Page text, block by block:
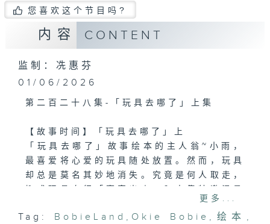
您喜欢这个节目吗?
内容 CONTENT
监制：冼惠芬
01/06/2026
第二百二十八集-「玩具去哪了」上集
【故事时间】「玩具去哪了」上
「玩具去哪了」故事绘本的主人翁~小雨，
最喜爱将心爱的玩具随处放置。然而，玩具
却总是莫名其妙地消失。究竟是何人取走，
善良的Aka赵慧珊姐姐为大家讲述故事，带
领小朋友一同探索这个充满惊喜与反思的谜
更多...
Tag: BobieLand , Okie Bobie , 绘本 ,